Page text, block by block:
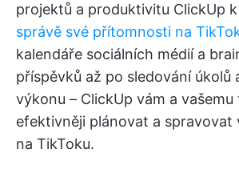
projektů a produktivitu ClickUp k
správě své přítomnosti na
kalendáře sociálních médií a
příspěvků až po sledování úkolů
výkonu – ClickUp vám a
efektivněji plánovat a spravovat
na TikToku.